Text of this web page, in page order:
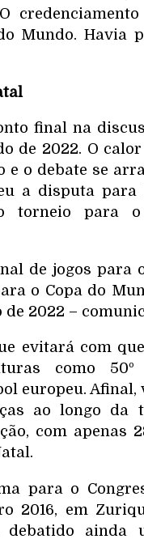
Mundo. Havia
final na
de 2022. O
o debate se
a disputa
torneio para
de jogos para
o Copa do
de 2022 –
evitará com
como
europeu.
ao longo da
com apenas
para o
2016, em
debatido ainda